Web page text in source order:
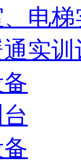
电
实